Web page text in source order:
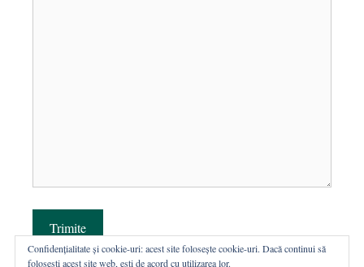
Trimite
Confidențialitate și cookie-uri: acest site folosește cookie-uri. Dacă continui să
folosești acest site web, ești de acord cu utilizarea lor.